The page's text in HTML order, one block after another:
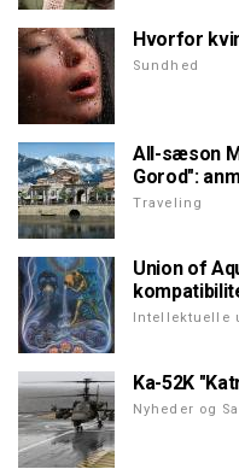
Hvorfor
Sundhed
All-sæson
Gorod":
Traveling
Union of
Intellektuelle
Ka-52K
Nyheder og